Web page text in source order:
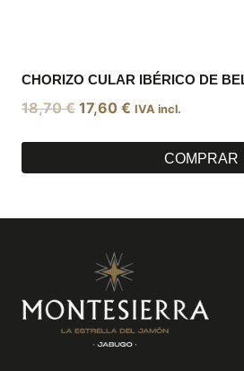
CHORIZO CULAR IBÉRICO DE
18,70€ El
era:
17,60 € El
actual
es:
IVA incl.
COMPRAR